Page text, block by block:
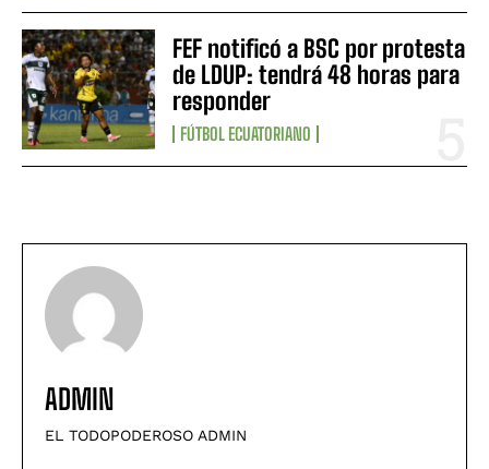
FEF notificó a BSC por protesta
de LDUP: tendrá 48 horas para
responder
FÚTBOL ECUATORIANO
ADMIN
EL TODOPODEROSO ADMIN